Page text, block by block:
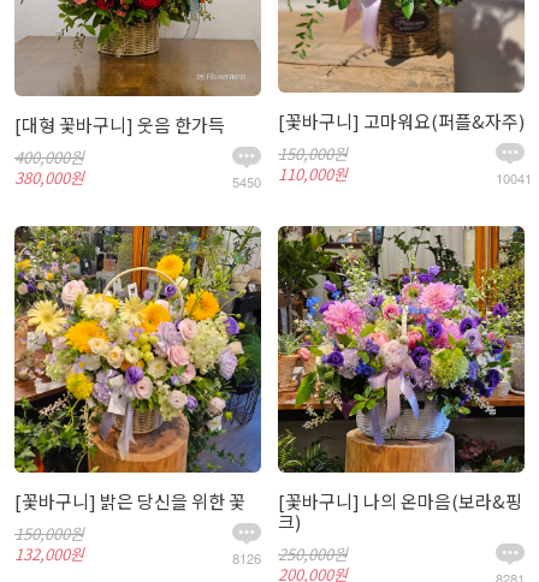
[대형 꽃바구니] 웃음 한가득
400,000원
380,000원
5450
[꽃바구니] 고마워요(퍼플&자주)
150,000원
110,000원
10041
[꽃바구니] 밝은 당신을 위한 꽃
150,000원
132,000원
8126
[꽃바구니] 나의 온마음(보라&핑
크)
250,000원
200,000원